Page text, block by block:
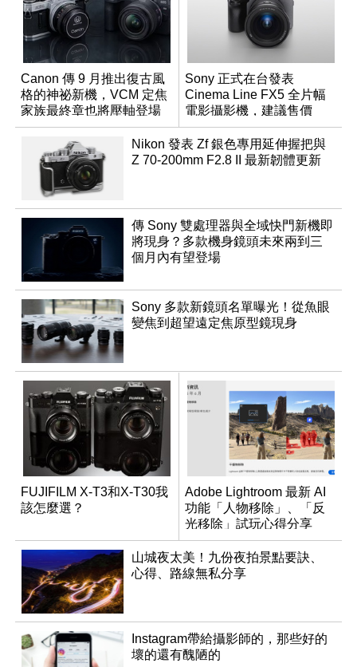
Canon 傳 9 月推出復古風
格的神祕新機，VCM 定焦
家族最終章也將壓軸登場
Sony 正式在台發表
Cinema Line FX5 全片幅
電影攝影機，建議售價
NT$144,980
Nikon 發表 Zf 銀色專用延伸握把與
Z 70-200mm F2.8 II 最新韌體更新
傳 Sony 雙處理器與全域快門新機即
將現身？多款機身鏡頭未來兩到三
個月內有望登場
Sony 多款新鏡頭名單曝光！從魚眼
變焦到超望遠定焦原型鏡現身
FUJIFILM X-T3和X-T30我
該怎麼選？
Adobe Lightroom 最新 AI
功能「人物移除」、「反
光移除」試玩心得分享
山城夜太美！九份夜拍景點要訣、
心得、路線無私分享
Instagram帶給攝影師的，那些好的
壞的還有醜陋的